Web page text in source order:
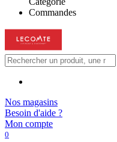
Commandes
Nos magasins
Besoin d'aide ?
Mon compte
0